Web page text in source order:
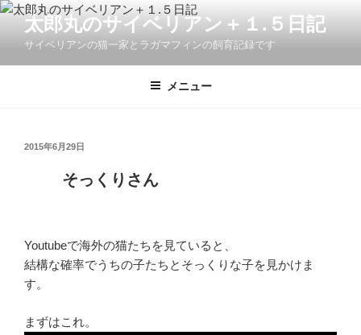
コ
ン
太郎丸のサイベリアン＋１.５日記
サイベリアンの猫一家とラガマフィンの飼育記録です
メニュー
投
2015年6月29日
そっくりさん
Youtubeで海外の猫たちを見ていると、
結構な確率でうちの子たちとそっくりな子を見かけま
す。
まずはこれ。